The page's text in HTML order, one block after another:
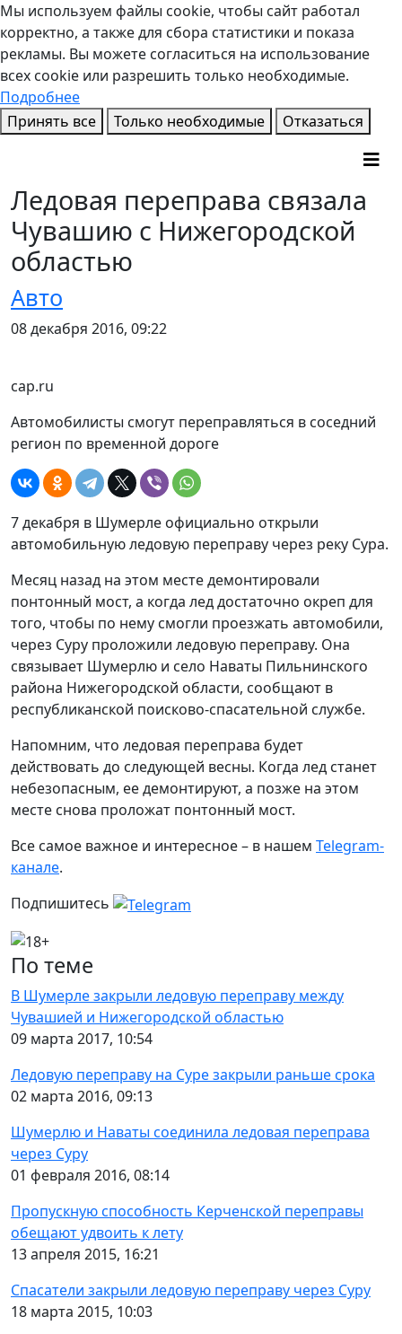
Мы используем файлы cookie, чтобы сайт работал
корректно, а также для сбора статистики и показа
рекламы. Вы можете согласиться на использование
всех cookie или разрешить только необходимые.
Подробнее
Принять все
Только необходимые Отказаться
Ледовая переправа связала
Чувашию с Нижегородской
областью
Авто
08 декабря 2016, 09:22
cap.ru
Автомобилисты смогут переправляться в соседний
регион по временной дороге
7 декабря в Шумерле официально открыли
автомобильную ледовую переправу через реку Сура.
Месяц назад на этом месте демонтировали
понтонный мост, а когда лед достаточно окреп для
того, чтобы по нему смогли проезжать автомобили,
через Суру проложили ледовую переправу. Она
связывает Шумерлю и село Наваты Пильнинского
района Нижегородской области, сообщают в
республиканской поисково-спасательной службе.
Напомним, что ледовая переправа будет
действовать до следующей весны. Когда лед станет
небезопасным, ее демонтируют, а позже на этом
месте снова проложат понтонный мост.
Все самое важное и интересное – в нашем Telegram-
канале.
Подпишитесь
По теме
В Шумерле закрыли ледовую переправу между
Чувашией и Нижегородской областью
09 марта 2017, 10:54
Ледовую переправу на Суре закрыли раньше срока
02 марта 2016, 09:13
Шумерлю и Наваты соединила ледовая переправа
через Суру
01 февраля 2016, 08:14
Пропускную способность Керченской переправы
обещают удвоить к лету
13 апреля 2015, 16:21
Спасатели закрыли ледовую переправу через Суру
18 марта 2015, 10:03